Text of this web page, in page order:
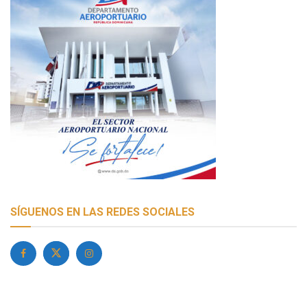
SÍGUENOS EN LAS REDES SOCIALES